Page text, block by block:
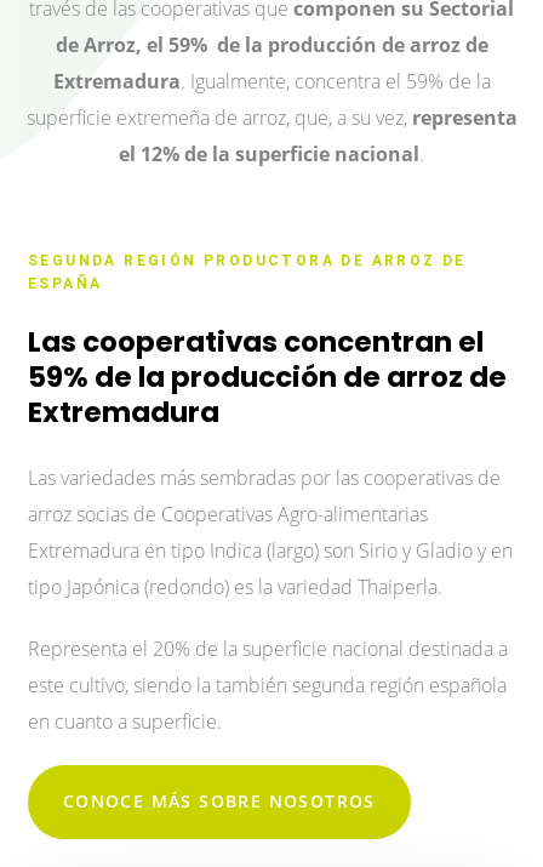
través de las cooperativas que componen su Sectorial
de Arroz, el 59% de la producción de arroz de
Extremadura. Igualmente, concentra el 59% de la
superficie extremeña de arroz, que, a su vez, representa
el 12% de la superficie nacional.
SEGUNDA REGIÓN PRODUCTORA DE ARROZ DE
ESPAÑA
Las cooperativas concentran el
59% de la producción de arroz de
Extremadura
Las variedades más sembradas por las cooperativas de
arroz socias de Cooperativas Agro-alimentarias
Extremadura en tipo Indica (largo) son Sirio y Gladio y en
tipo Japónica (redondo) es la variedad Thaiperla.
Representa el 20% de la superficie nacional destinada a
este cultivo, siendo la también segunda región española
en cuanto a superficie.
CONOCE MÁS SOBRE NOSOTROS